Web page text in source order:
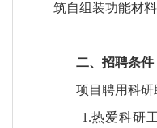
筑自组装功能材料
二、招聘条件
项目聘用科研
1.热爱科研